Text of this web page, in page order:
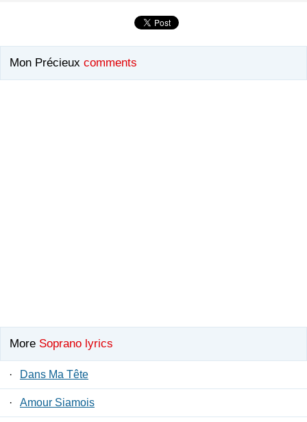
Mon Précieux comments
More Soprano lyrics
· Dans Ma Tête
· Amour Siamois